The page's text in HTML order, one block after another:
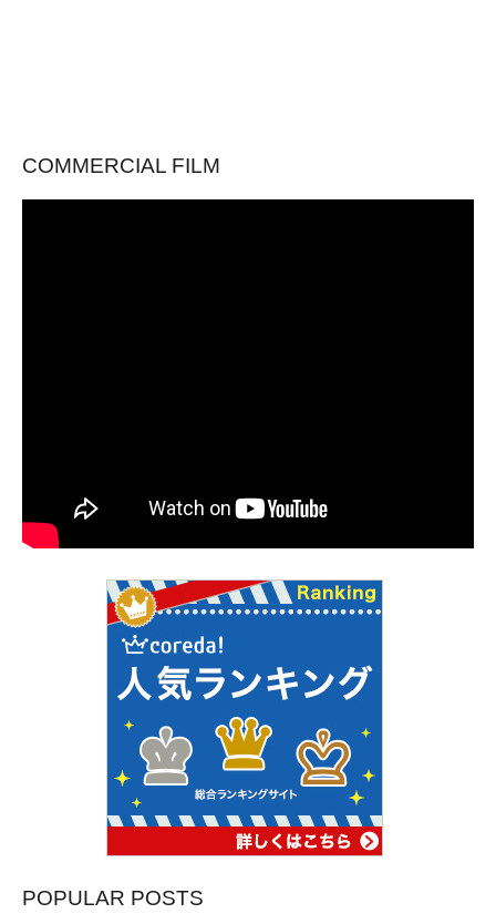
COMMERCIAL FILM
POPULAR POSTS